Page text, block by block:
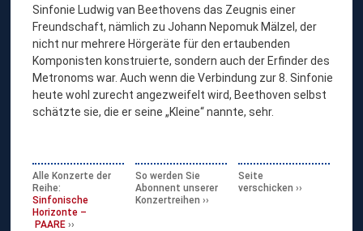
Sinfonie Ludwig van Beethovens das Zeugnis einer
Freundschaft, nämlich zu Johann Nepomuk Mälzel, der
nicht nur mehrere Hörgeräte für den ertaubenden
Komponisten konstruierte, sondern auch der Erfinder des
Metronoms war. Auch wenn die Verbindung zur 8. Sinfonie
heute wohl zurecht angezweifelt wird, Beethoven selbst
schätzte sie, die er seine „Kleine“ nannte, sehr.
Alle Konzerte der
Reihe:
Sinfonische
Horizonte –
PAARE
So werden Sie
Abonnent unserer
Konzertreihen
Seite
verschicken